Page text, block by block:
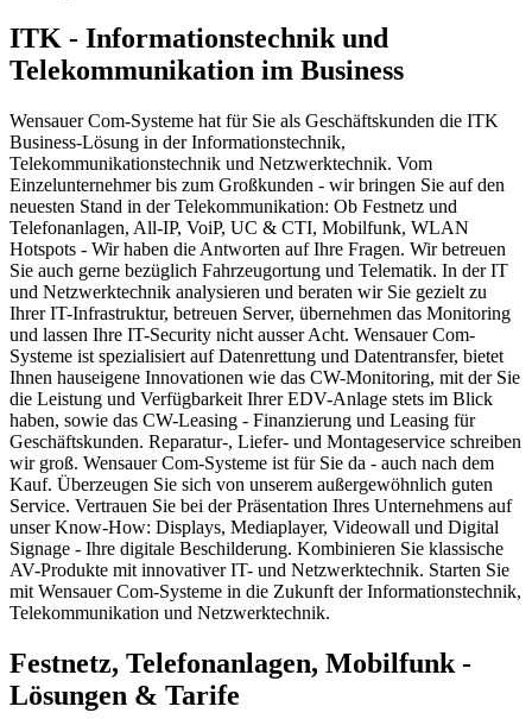
ITK - Informationstechnik und
Telekommunikation im Business
Wensauer Com-Systeme hat für Sie als Geschäftskunden die ITK
Business-Lösung in der Informationstechnik,
Telekommunikationstechnik und Netzwerktechnik. Vom
Einzelunternehmer bis zum Großkunden - wir bringen Sie auf den
neuesten Stand in der Telekommunikation: Ob Festnetz und
Telefonanlagen, All-IP, VoiP, UC & CTI, Mobilfunk, WLAN
Hotspots - Wir haben die Antworten auf Ihre Fragen. Wir betreuen
Sie auch gerne bezüglich Fahrzeugortung und Telematik. In der IT
und Netzwerktechnik analysieren und beraten wir Sie gezielt zu
Ihrer IT-Infrastruktur, betreuen Server, übernehmen das Monitoring
und lassen Ihre IT-Security nicht ausser Acht. Wensauer Com-
Systeme ist spezialisiert auf Datenrettung und Datentransfer, bietet
Ihnen hauseigene Innovationen wie das CW-Monitoring, mit der Sie
die Leistung und Verfügbarkeit Ihrer EDV-Anlage stets im Blick
haben, sowie das CW-Leasing - Finanzierung und Leasing für
Geschäftskunden. Reparatur-, Liefer- und Montageservice schreiben
wir groß. Wensauer Com-Systeme ist für Sie da - auch nach dem
Kauf. Überzeugen Sie sich von unserem außergewöhnlich guten
Service. Vertrauen Sie bei der Präsentation Ihres Unternehmens auf
unser Know-How: Displays, Mediaplayer, Videowall und Digital
Signage - Ihre digitale Beschilderung. Kombinieren Sie klassische
AV-Produkte mit innovativer IT- und Netzwerktechnik. Starten Sie
mit Wensauer Com-Systeme in die Zukunft der Informationstechnik,
Telekommunikation und Netzwerktechnik.
Festnetz, Telefonanlagen, Mobilfunk -
Lösungen & Tarife